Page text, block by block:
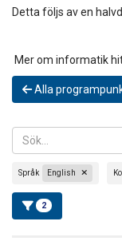
Detta följs av en
Mer om informatik
Alla
Språk English
2